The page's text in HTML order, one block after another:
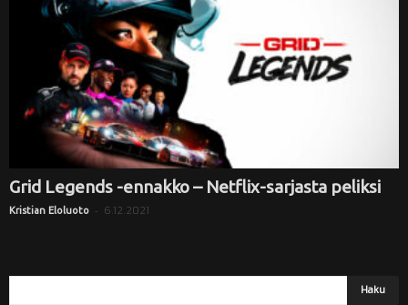
Grid Legends -ennakko – Netflix-sarjasta peliksi
Kristian Eloluoto - 6.12.2021